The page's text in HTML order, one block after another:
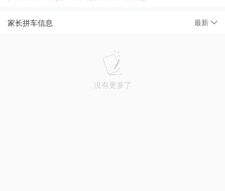
家长拼车信息 最新
没有更多了